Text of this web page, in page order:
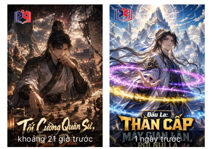
khoảng 21 giờ trước
1 ngày trước